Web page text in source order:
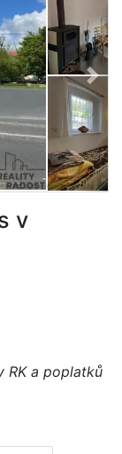
v
RK a poplatků